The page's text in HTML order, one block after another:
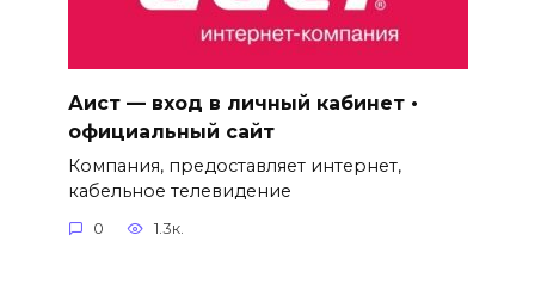
Аист — вход в личный кабинет •
официальный сайт
Компания, предоставляет интернет,
кабельное телевидение
0 1.3к.